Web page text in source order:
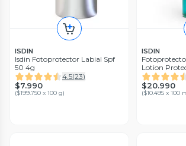
ISDIN
Isdin Fotoprotector Labial Spf
50 4g
4.5(23)
$7.990
($199.750 x 100 g)
ISDIN
Lotion
$20.990
($10.495 x 100